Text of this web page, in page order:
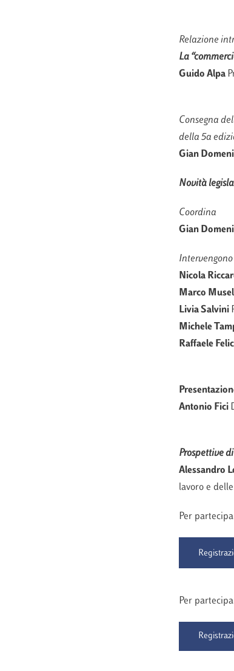
Relazione
La
Guido Alpa
Consegna
della 5a
Gian
Novità
Coordina
Gian
Intervengono
Nicola
Marco
Livia Salvini
Michele
Raffaele
Antonio Fici
Prospettive
Alessandro
lavoro e
Per
Per